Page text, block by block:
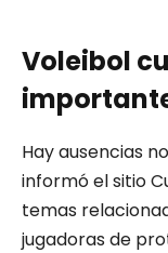
Voleibol
Hay ausencias
informó el sitio
temas
jugadoras de